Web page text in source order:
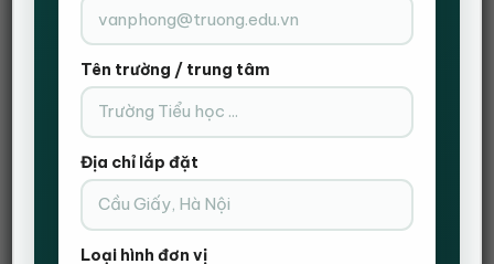
bàn làm bằng chất liệu gỗ MDF phủ melamine chống xước,
chống nước bề mặt, cứng cáp, chắc chắn.
– Chân sắt được thiết kế cách điệu hiện đại theo hình chữ Z,
khung sắt hộp dày 1.2mm phun sơn tĩnh điện chống gỉ, có đế
nhựa giảm trầy xước mặt sàn.
Combo bàn chữ Z - Ghế gaming extreme zero S+ - Màu đen - Không
Tên trường / trung tâm
Địa chỉ lắp đặt
Loại hình đơn vị